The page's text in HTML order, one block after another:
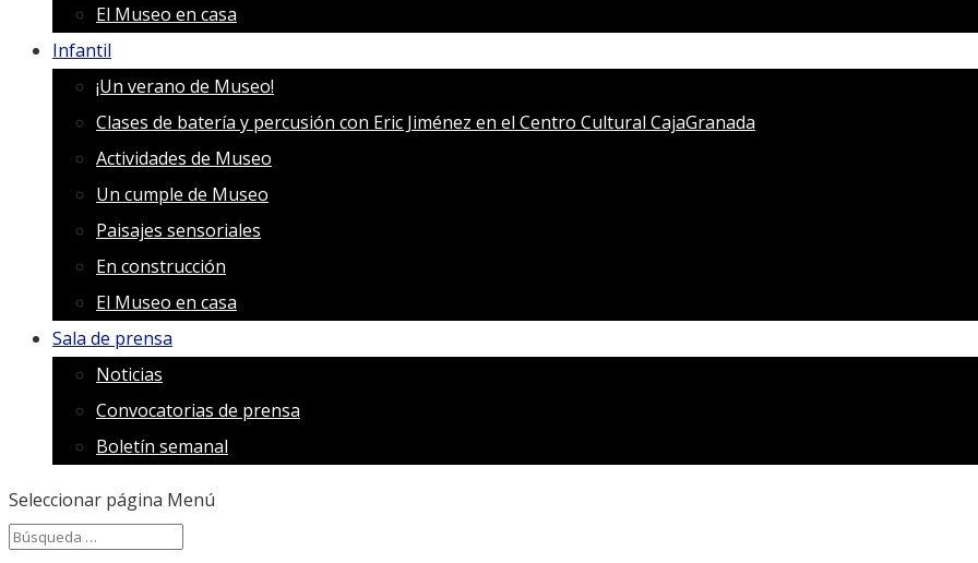
El Museo en casa
Infantil
¡Un verano de Museo!
Clases de batería y percusión con Eric Jiménez en el Centro Cultural CajaGranada
Actividades de Museo
Un cumple de Museo
Paisajes sensoriales
En construcción
El Museo en casa
Sala de prensa
Noticias
Convocatorias de prensa
Boletín semanal
Seleccionar página Menú
Search
for...